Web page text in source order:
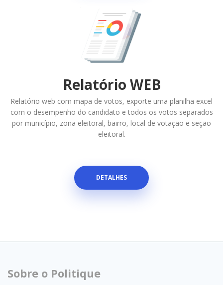
Relatório WEB
Relatório web com mapa de votos, exporte uma planilha excel
com o desempenho do candidato e todos os votos separados
por município, zona eleitoral, bairro, local de votação e seção
eleitoral.
DETALHES
Sobre o Politique